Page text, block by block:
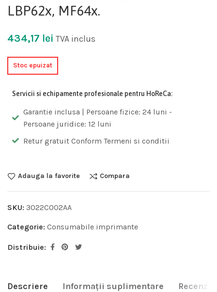
LBP62x, MF64x.
434,17 lei TVA inclus
Stoc epuizat
Servicii si echipamente profesionale pentru HoReCa:
Garantie inclusa | Persoane fizice: 24 luni -
Persoane juridice: 12 luni
Retur gratuit Conform Termeni si conditii
Adauga la favorite Compara
SKU: 3022C002AA
Categorie: Consumabile imprimante
Distribuie:
Descriere Informații suplimentare Recenzii